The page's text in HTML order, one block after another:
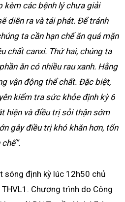
kèm các bệnh lý chưa giải
diễn ra và tái phát. Để tránh
ta cần hạn chế ăn quá mặn
chất canxi. Thứ hai, chúng ta
ăn có nhiều rau xanh. Hằng
vận động thể chất. Đặc biệt,
kiểm tra sức khỏe định kỳ 6
hiện và điều trị sỏi thận sớm
gây điều trị khó khăn hơn, tốn
sóng định kỳ lúc 12h50 chủ
Chương trình do Công